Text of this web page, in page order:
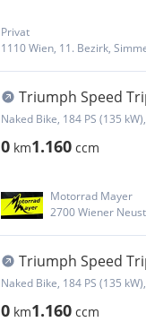
Privat
1110 Wien, 11. Bezirk,
Triumph Speed
1200 RS SOFORT
Naked Bike, 184 PS (135
0 km1.160 ccm
Motorrad Mayer
2700 Wiener
Triumph Speed
1200 RS Teilzahlung
Naked Bike, 184 PS (135
0 km1.160 ccm